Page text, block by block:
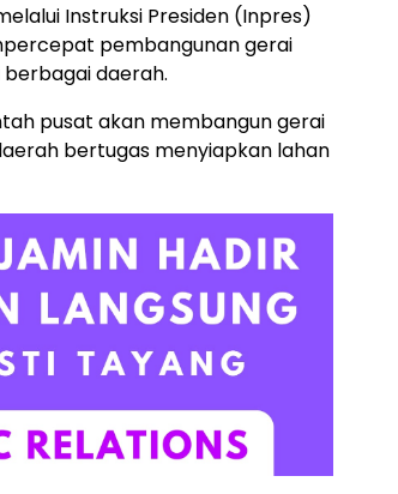
Instruksi Presiden (Inpres)
pembangunan gerai
daerah.
pusat akan membangun gerai
bertugas menyiapkan lahan